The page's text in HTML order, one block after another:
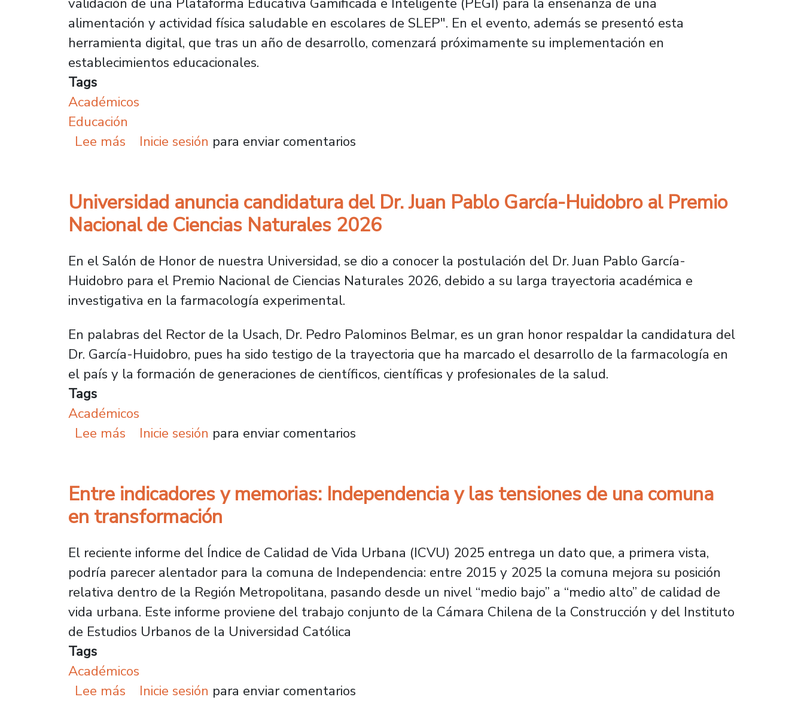
alimentación y actividad física saludable en escolares de SLEP". En el evento, además se presentó esta
herramienta digital, que tras un año de desarrollo, comenzará próximamente su implementación en
establecimientos educacionales.
Tags
Académicos
Educación
Lee más sobre Lanzan plataforma que combina juegos e inteligencia artificial para enseñar sobre hábitos saludables en
Inicie sesión para enviar comentarios
Universidad anuncia candidatura del Dr. Juan Pablo García-Huidobro al Premio
Nacional de Ciencias Naturales 2026
En el Salón de Honor de nuestra Universidad, se dio a conocer la postulación del Dr. Juan Pablo García-
Huidobro para el Premio Nacional de Ciencias Naturales 2026, debido a su larga trayectoria académica e
investigativa en la farmacología experimental.
En palabras del Rector de la Usach, Dr. Pedro Palominos Belmar, es un gran honor respaldar la candidatura del
Dr. García-Huidobro, pues ha sido testigo de la trayectoria que ha marcado el desarrollo de la farmacología en
el país y la formación de generaciones de científicos, científicas y profesionales de la salud.
Tags
Académicos
Lee más sobre Universidad anuncia candidatura del Dr. Juan Pablo García-Huidobro al Premio Nacional de Ciencias
Inicie sesión para enviar comentarios
Entre indicadores y memorias: Independencia y las tensiones de una comuna
en transformación
El reciente informe del Índice de Calidad de Vida Urbana (ICVU) 2025 entrega un dato que, a primera vista,
podría parecer alentador para la comuna de Independencia: entre 2015 y 2025 la comuna mejora su posición
relativa dentro de la Región Metropolitana, pasando desde un nivel “medio bajo” a “medio alto” de calidad de
vida urbana. Este informe proviene del trabajo conjunto de la Cámara Chilena de la Construcción y del Instituto
de Estudios Urbanos de la Universidad Católica
Tags
Académicos
Lee más sobre Entre indicadores y memorias: Independencia y las tensiones de una comuna en transformación
Inicie sesión para enviar comentarios